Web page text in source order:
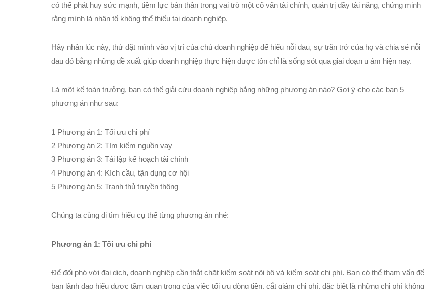
có thể phát huy sức mạnh, tiềm lực bản thân trong vai trò một cố vấn tài chính, quản trị đầy tài năng, chứng minh
rằng mình là nhân tố không thể thiếu tại doanh nghiệp.
Hãy nhân lúc này, thử đặt mình vào vị trí của chủ doanh nghiệp để hiểu nỗi đau, sự trăn trở của họ và chia sẻ nỗi
đau đó bằng những đề xuất giúp doanh nghiệp thực hiện được tôn chỉ là sống sót qua giai đoạn u ám hiện nay.
Là một kế toán trưởng, bạn có thể giải cứu doanh nghiệp bằng những phương án nào? Gợi ý cho các bạn 5
phương án như sau:
1 Phương án 1: Tối ưu chi phí
2 Phương án 2: Tìm kiếm nguồn vay
3 Phương án 3: Tái lập kế hoạch tài chính
4 Phương án 4: Kích cầu, tận dụng cơ hội
5 Phương án 5: Tranh thủ truyền thông
Chúng ta cùng đi tìm hiểu cụ thể từng phương án nhé:
Phương án 1: Tối ưu chi phí
Để đối phó với đại dịch, doanh nghiệp cần thắt chặt kiểm soát nội bộ và kiểm soát chi phí. Bạn có thể tham vấn để
ban lãnh đạo hiểu được tầm quan trọng của việc tối ưu dòng tiền, cắt giảm chi phí, đặc biệt là những chi phí không